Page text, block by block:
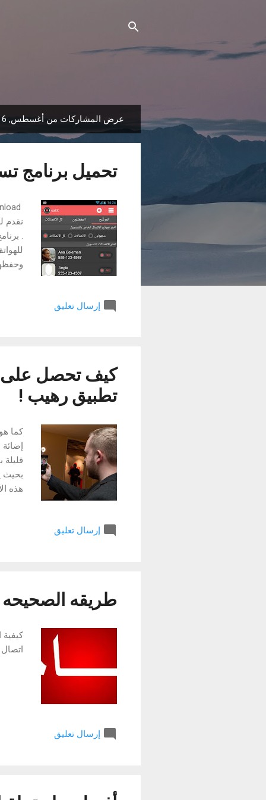
ل
عرض المشاركات من أغسطس, 2016
تحميل برنامج
.
إرسال تعليق
تطبيق رهيب !
كما
بحيث
هذه
إرسال تعليق
طريقه الصحيحه
إرسال تعليق